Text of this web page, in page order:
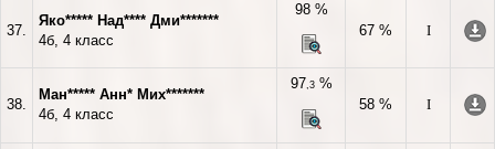
37.
Яко***** Над**** Дми*******
4б, 4 класс
98 %
67 %
I
38.
Ман***** Анн* Мих*******
4б, 4 класс
97,3%
58 %
I